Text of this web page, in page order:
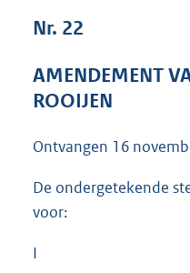
Nr. 22
AMENDEMENT
ROOIJEN
Ontvangen 16
De ondergetekende
voor:
I